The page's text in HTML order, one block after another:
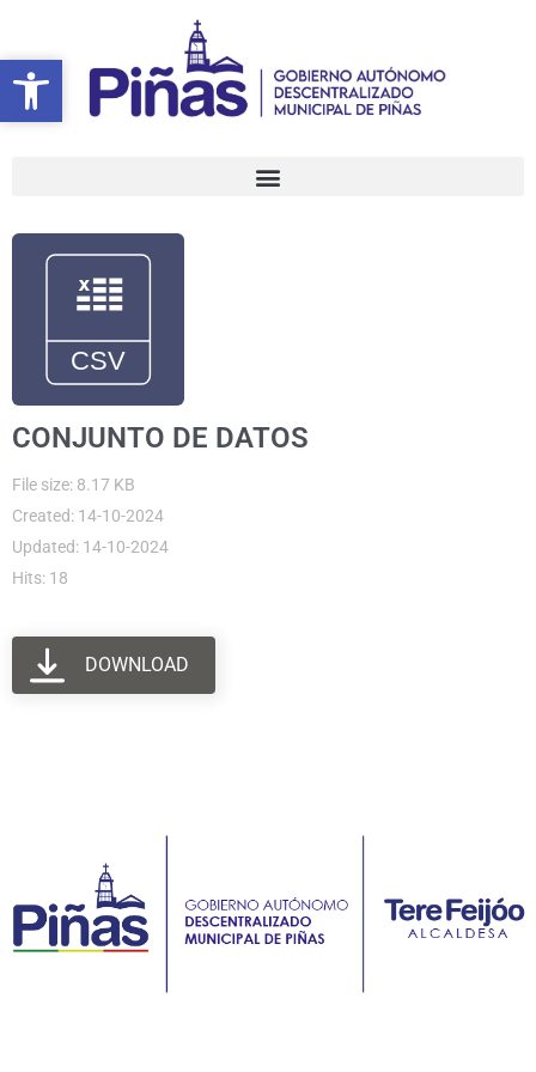
Abrir barra de herramientas
contenido
CONJUNTO DE DATOS
File size: 8.17 KB
Created: 14-10-2024
Updated: 14-10-2024
Hits: 18
DOWNLOAD
Abrir barra de herramientas